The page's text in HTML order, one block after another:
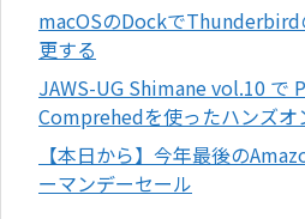
macOSのDockでThunderbird
更する
JAWS-UG Shimane vol.10 で
Comprehedを使ったハンズオ
【本日から】今年最後の
ーマンデーセール